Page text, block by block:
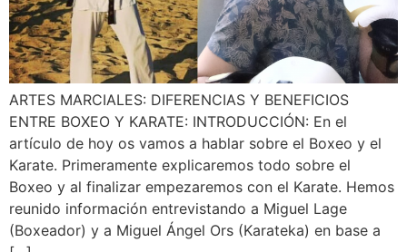
ARTES MARCIALES: DIFERENCIAS Y BENEFICIOS
ENTRE BOXEO Y KARATE: INTRODUCCIÓN: En el
artículo de hoy os vamos a hablar sobre el Boxeo y el
Karate. Primeramente explicaremos todo sobre el
Boxeo y al finalizar empezaremos con el Karate. Hemos
reunido información entrevistando a Miguel Lage
(Boxeador) y a Miguel Ángel Ors (Karateka) en base a